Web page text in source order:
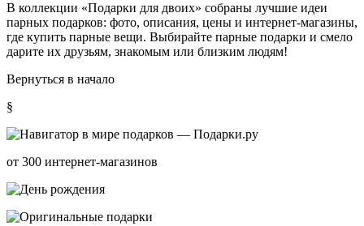
В коллекции «Подарки для двоих» собраны лучшие идеи
парных подарков: фото, описания, цены и интернет-магазины,
где купить парные вещи. Выбирайте парные подарки и смело
дарите их друзьям, знакомым или близким людям!
Вернуться в начало
§
от 300 интернет-магазинов